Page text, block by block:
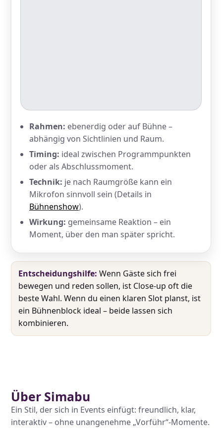
Rahmen: ebenerdig oder auf Bühne –
abhängig von Sichtlinien und Raum.
Timing: ideal zwischen Programmpunkten
oder als Abschlussmoment.
Technik: je nach Raumgröße kann ein
Mikrofon sinnvoll sein (Details in
Bühnenshow).
Wirkung: gemeinsame Reaktion – ein
Moment, über den man später spricht.
Entscheidungshilfe: Wenn Gäste sich frei
bewegen und reden sollen, ist Close-up oft die
beste Wahl. Wenn du einen klaren Slot planst, ist
ein Bühnenblock ideal – beide lassen sich
kombinieren.
Über Simabu
Ein Stil, der sich in Events einfügt: freundlich, klar,
interaktiv – ohne unangenehme „Vorführ“-Momente.